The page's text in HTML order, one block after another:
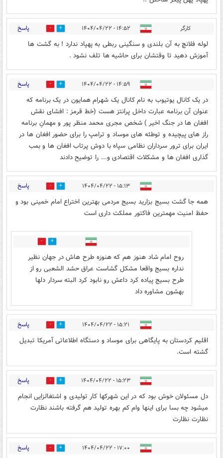
کارگر ۱۴:۵۲ - ۱۴۰۴/۰۴/۲۲ 1 پاسخ
لوله فلانچ به آن بلندی و سنگینی ربطی به پهپاد ندارد ! به گشت ها
آموزش دهید تا وقتشان برای حاشیه ها تلف نشود .
۱۴:۵۹ - ۱۴۰۴/۰۴/۲۲ 7 پاسخ
در یک کانال یوتیوب به نام کانال یک شهرام همایون در یک برنامه که
عنوان آن برنامه عبارت داخل پرانتز هست (خط قرمز : افشای نقش
افغان ها در جنگ اخیر ) شخص مجری محمد منظر پور و مهمانِ برنامه
راز های پیچیده و توطئه های موساد و ترامپ را برای حضور افغان ها در
ایران برای ترور سرداران نظامی سپاه با دوش پرتاب افغان ها و بمب
گذاری افغان ها و مشکلات اقتصادی و... را توضیح دادند
۱۵:۱۳ - ۱۴۰۴/۰۴/۲۲ 13 پاسخ
همه جا گشت بسیج بزارید بسیج مردمی بهترین اختراع امام خمینی بود و
حفظ امنیت مهمترین فاکتور مملکت داری است
5
روح امام شاد هنوز هم که هنوزه طرح هاش در جهان نظیر
نداره بسیج واقعا مشکل گشاست عراق حشد الشعبی رو از
طرح بسیج پیاده کرد داعش رو نابود کرد البته سردار دلها
بهشون مشاوره داد
۱۵:۲۱ - ۱۴۰۴/۰۴/۲۲ 8 پاسخ
اقلیم کردستان به پایگاهی برای موساد و دستگاه اطلاعاتی آمریکا تبدیل
گشته است.
۱۵:۲۳ - ۱۴۰۴/۰۴/۲۲ 5 پاسخ
دل مسئولان خوش بود که در این شهرکها کار تولیدی و اشتغالزایی انجام
میشود چه بسا برای اینها وام کم بهره تولید هم گرفته باشند نظارت
نظارت نظارت
۱۷:۰۰ - ۱۴۰۴/۰۴/۲۲ 7 پاسخ